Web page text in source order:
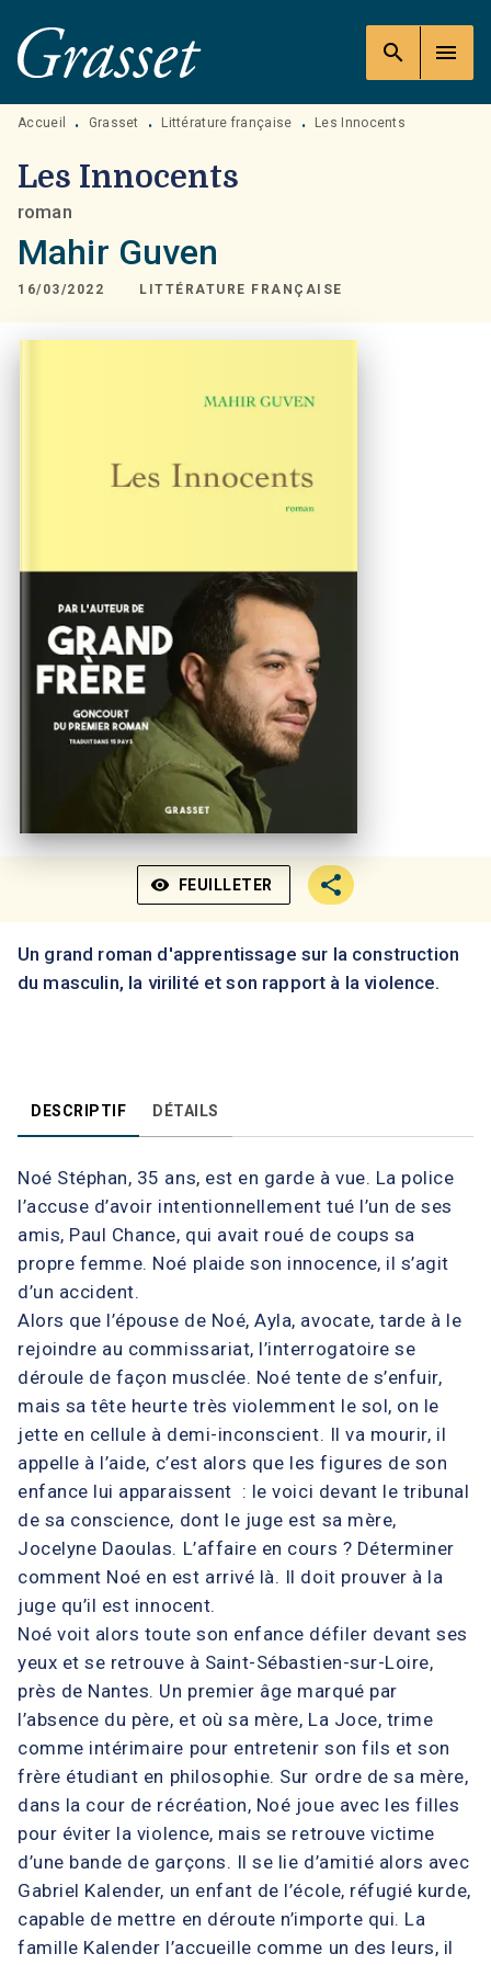
MENU RECHERCHE
PIED DE PAGE
search menu
Accueil • Grasset • Littérature française • Les Innocents
Les Innocents
roman
Mahir Guven
16/03/2022 LITTÉRATURE FRANÇAISE
visibility FEUILLETER
Un grand roman d'apprentissage sur la construction
du masculin, la virilité et son rapport à la violence.
DESCRIPTIF DÉTAILS
Noé Stéphan, 35 ans, est en garde à vue. La police
l’accuse d’avoir intentionnellement tué l’un de ses
amis, Paul Chance, qui avait roué de coups sa
propre femme. Noé plaide son innocence, il s’agit
d’un accident.
Alors que l’épouse de Noé, Ayla, avocate, tarde à le
rejoindre au commissariat, l’interrogatoire se
déroule de façon musclée. Noé tente de s’enfuir,
mais sa tête heurte très violemment le sol, on le
jette en cellule à demi-inconscient. Il va mourir, il
appelle à l’aide, c’est alors que les figures de son
enfance lui apparaissent : le voici devant le tribunal
de sa conscience, dont le juge est sa mère,
Jocelyne Daoulas. L’affaire en cours ? Déterminer
comment Noé en est arrivé là. Il doit prouver à la
juge qu’il est innocent.
Noé voit alors toute son enfance défiler devant ses
yeux et se retrouve à Saint-Sébastien-sur-Loire,
près de Nantes. Un premier âge marqué par
l’absence du père, et où sa mère, La Joce, trime
comme intérimaire pour entretenir son fils et son
frère étudiant en philosophie. Sur ordre de sa mère,
dans la cour de récréation, Noé joue avec les filles
pour éviter la violence, mais se retrouve victime
d’une bande de garçons. Il se lie d’amitié alors avec
Gabriel Kalender, un enfant de l’école, réfugié kurde,
capable de mettre en déroute n’importe qui. La
famille Kalender l’accueille comme un des leurs, il